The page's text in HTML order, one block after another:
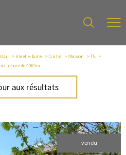
ille et vilaine Cintre Maison
T5
arbore de 4000m
aux résultats
vendu